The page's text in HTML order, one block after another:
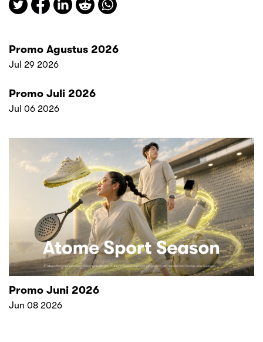
Promo Agustus 2026
Jul 29 2026
Promo Juli 2026
Jul 06 2026
Promo Juni 2026
Jun 08 2026